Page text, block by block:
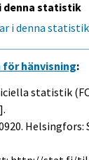
denna statistik
i denna statistik
hänvisning:
statistik